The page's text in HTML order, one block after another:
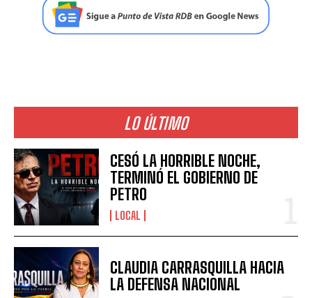
LO ÚLTIMO
CESÓ LA HORRIBLE NOCHE,
TERMINÓ EL GOBIERNO DE
PETRO
LOCAL
CLAUDIA CARRASQUILLA HACIA
LA DEFENSA NACIONAL